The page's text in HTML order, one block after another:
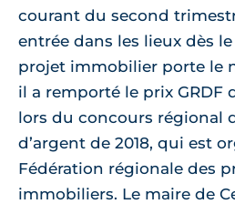
courant du second
entrée dans les lieux dès
projet immobilier porte le
il a remporté le prix GRDF
lors du concours régional
d’argent de 2018, qui est
Fédération régionale des
immobiliers. Le maire de